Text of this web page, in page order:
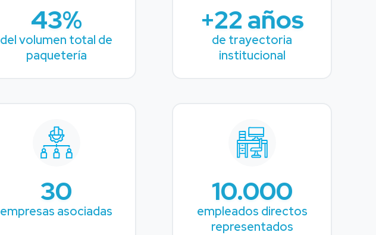
43%
del volumen total de
paquetería
+22 años
de trayectoria
institucional
30
empresas asociadas
10.000
empleados directos
representados